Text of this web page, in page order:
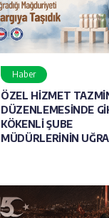
Haber
ÖZEL HİZMET
DÜZENLEMESİNDE
KÖKENLİ ŞUBE
MÜDÜRLERİNİN